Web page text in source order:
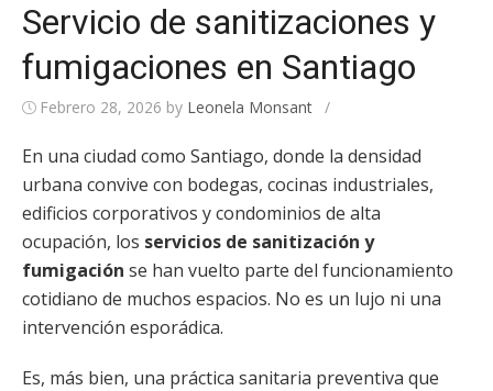
Servicio de sanitizaciones y
fumigaciones en Santiago
Febrero 28, 2026 by Leonela Monsant /
En una ciudad como Santiago, donde la densidad
urbana convive con bodegas, cocinas industriales,
edificios corporativos y condominios de alta
ocupación, los servicios de sanitización y
fumigación se han vuelto parte del funcionamiento
cotidiano de muchos espacios. No es un lujo ni una
intervención esporádica.
Es, más bien, una práctica sanitaria preventiva que